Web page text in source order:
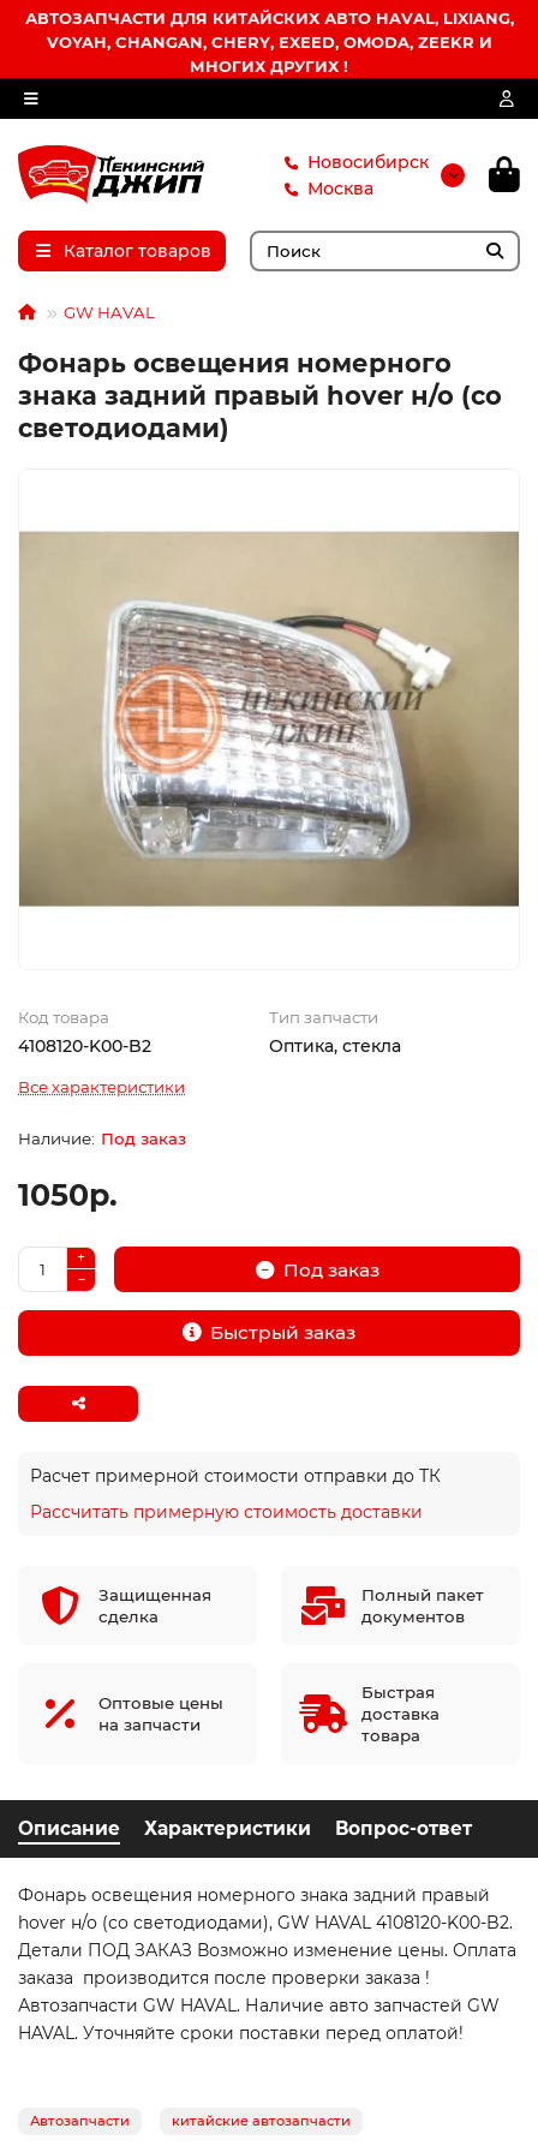
АВТОЗАПЧАСТИ ДЛЯ КИТАЙСКИХ АВТО HAVAL, LIXIANG,
VOYAH, CHANGAN, CHERY, EXEED, OMODA, ZEEKR И
МНОГИХ ДРУГИХ !
Новосибирск
Москва
Каталог товаров
GW HAVAL
Фонарь освещения номерного
знака задний правый hover н/о (со
светодиодами)
Код товара
4108120-K00-B2
Тип запчасти
Оптика, стекла
Все характеристики
Под заказ
1050р.
Под заказ
Быстрый заказ
Расчет примерной стоимости отправки до ТК
Рассчитать примерную стоимость доставки
Защищенная
сделка
Полный пакет
документов
Оптовые цены
на запчасти
Быстрая
доставка
товара
Описание Характеристики Вопрос-ответ
Фонарь освещения номерного знака задний правый
hover н/о (со светодиодами), GW HAVAL 4108120-K00-B2.
Детали ПОД ЗАКАЗ Возможно изменение цены. Оплата
заказа производится после проверки заказа !
Автозапчасти GW HAVAL. Наличие авто запчастей GW
HAVAL. Уточняйте сроки поставки перед оплатой!
Автозапчасти китайские автозапчасти